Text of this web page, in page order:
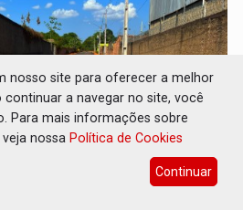
Após quase 30 anos de
nosso site para oferecer a melhor
continuar a navegar no site, você
Para mais informações sobre
nossa Política de Cookies
Continuar